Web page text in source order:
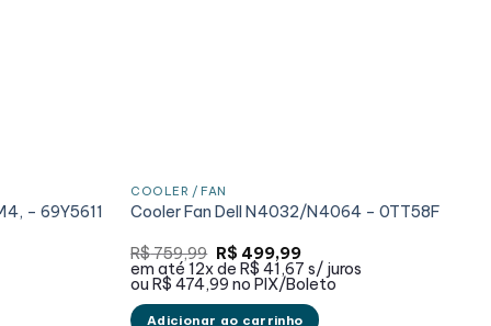
– 69Y5611
COOLER / FAN
Cooler Fan Dell N4032/N4064 – 0TT58F
R$759,99 O
preço
original
R$ 759,99.
R$ 499,99O
preço
atual
R$ 499,99.
em até12x de R$ 41,67 s/ juros
ouR$ 474,99no PIX/Boleto
Adicionar ao carrinho